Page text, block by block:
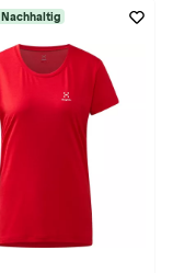
Nachhaltig